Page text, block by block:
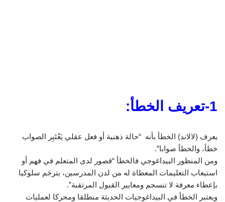
1-تعريف الخطأ:
يعرف (لالاند) الخطأ بأنه “حالة ذهنية أو فعل عقلي يَعْتَبِر الصواب
خطأ، والخطأ صوابا”.
ومن المنظور البيداغوجي فالخطأ “قصور لدى المتعلم في فهم أو
استيعاب التعليمات المعطاة له من لدن المدرسين، يترجَم سلوكيا
بإعطاء معرفة لا تنسجم ومعايير القبول المرتقبة”.
ويعتبر الخطأ في البيداغوجيات الحديثة منطلقا ومحركا لعمليات